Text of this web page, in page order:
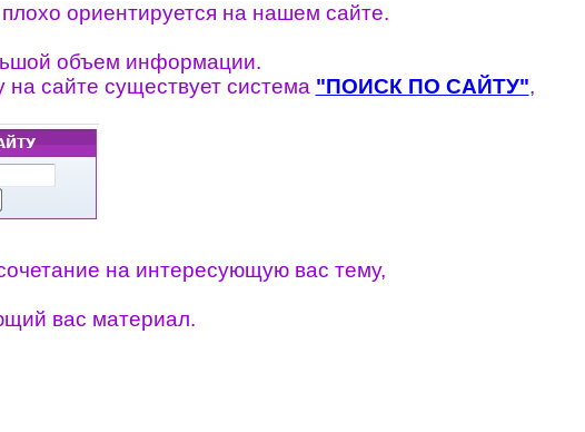
ориентируется на нашем сайте.
объем информации.
сайте существует система "ПОИСК ПО САЙТУ",
на интересующую вас тему,
вас материал.